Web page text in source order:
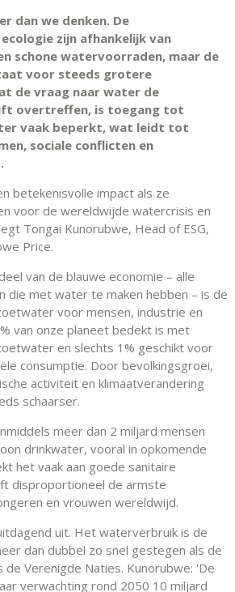
dan we denken. De
zijn afhankelijk van
schone watervoorraden, maar de
voor steeds grotere
de vraag naar water de
overtreffen, is toegang tot
vaak beperkt, wat leidt tot
sociale conflicten en
betekenisvolle impact als ze
voor de wereldwijde watercrisis en
Tongai Kunorubwe, Head of ESG,
Price.
van de blauwe economie – alle
die met water te maken hebben – is de
voor mensen, industrie en
van onze planeet bedekt is met
en slechts 1% geschikt voor
consumptie. Door bevolkingsgroei,
activiteit en klimaatverandering
schaarser.
meer dan 2 miljard mensen
drinkwater, vooral in opkomende
het vaak aan goede sanitaire
disproportioneel de armste
en vrouwen wereldwijd.
uit. Het waterverbruik is de
dan dubbel zo snel gestegen als de
de Verenigde Naties. Kunorubwe: 'De
verwachting rond 2050 10 miljard